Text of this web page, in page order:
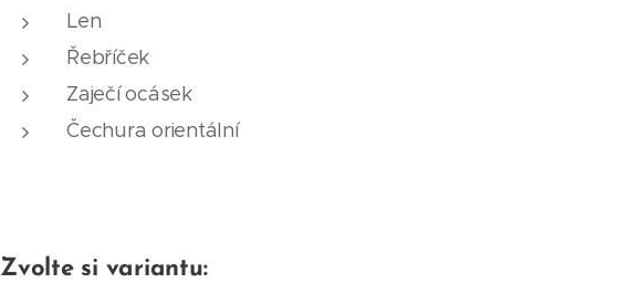
Len
Řebříček
Zaječí ocásek
Čechura orientální
Zvolte si variantu: